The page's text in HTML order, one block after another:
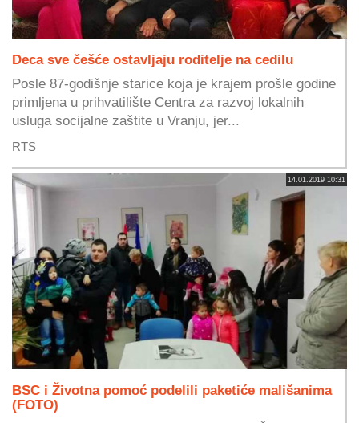
Deca sve češće ostavljaju roditelje na cedilu
Posle 87-godišnje starice koja je krajem prošle godine
primljena u prihvatilište Centra za razvoj lokalnih
usluga socijalne zaštite u Vranju, jer...
RTS
14.01.2019 10:31
BSC i Životna pomoć podelili paketiće mališanima
(FOTO)